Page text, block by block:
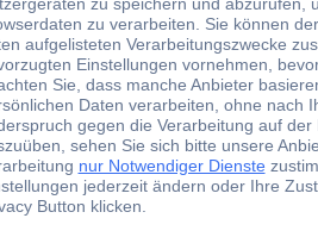
Anschluss